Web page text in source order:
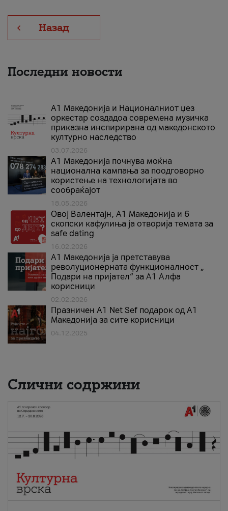
Назад
Последни новости
А1 Македонија и Националниот џез
оркестар создадоа современа музичка
приказна инспирирана од македонското
културно наследство
03.07.2026
A1 Македонија почнува моќна
национална кампања за поодговорно
користење на технологијата во
сообраќајот
18.05.2026
Овој Валентајн, A1 Македонија и 6
скопски кафулиња ја отворија темата за
safe dating
16.02.2026
А1 Македонија ја претставува
револуционерната функционалност „
Подари на пријател“ за А1 Алфа
корисници
02.02.2026
Празничен A1 Net Sеf подарок од А1
Македонија за сите корисници
04.12.2025
Слични содржини